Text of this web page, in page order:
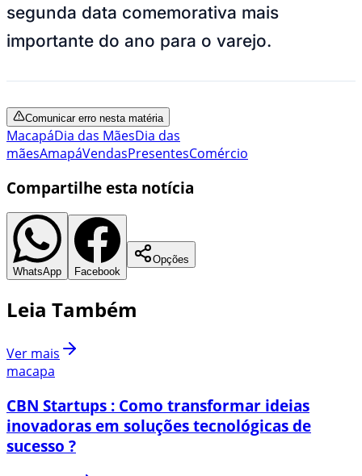
segunda data comemorativa mais
importante do ano para o varejo.
Comunicar erro nesta matéria
MacapáDia das MãesDia das
mãesAmapáVendasPresentesComércio
Compartilhe esta notícia
WhatsApp Facebook
Opções
Leia Também
Ver mais
macapa
CBN Startups : Como transformar ideias
inovadoras em soluções tecnológicas de
sucesso ?